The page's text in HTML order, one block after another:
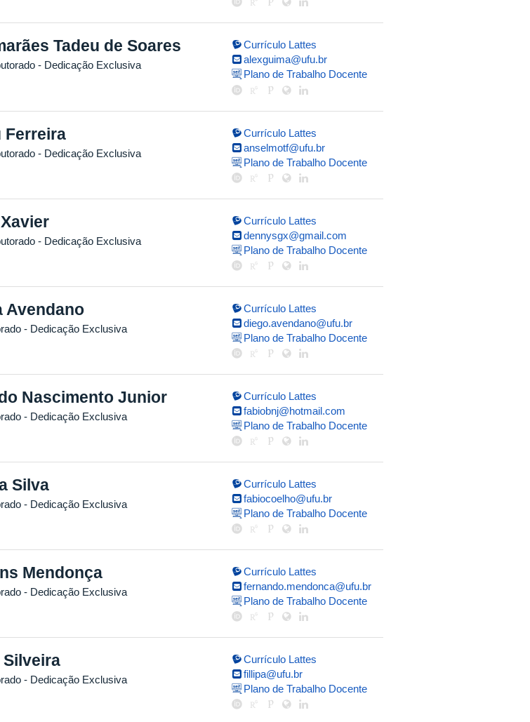
Tadeu de Soares
- Dedicação Exclusiva
Currículo Lattes
alexguima@ufu.br
Plano de Trabalho Docente
Ferreira
- Dedicação Exclusiva
Currículo Lattes
anselmotf@ufu.br
Plano de Trabalho Docente
- Dedicação Exclusiva
Currículo Lattes
dennysgx@gmail.com
Plano de Trabalho Docente
Avendano
- Dedicação Exclusiva
Currículo Lattes
diego.avendano@ufu.br
Plano de Trabalho Docente
Nascimento Junior
- Dedicação Exclusiva
Currículo Lattes
fabiobnj@hotmail.com
Plano de Trabalho Docente
Silva
- Dedicação Exclusiva
Currículo Lattes
fabiocoelho@ufu.br
Plano de Trabalho Docente
Mendonça
- Dedicação Exclusiva
Currículo Lattes
fernando.mendonca@ufu.br
Plano de Trabalho Docente
- Dedicação Exclusiva
Currículo Lattes
fillipa@ufu.br
Plano de Trabalho Docente